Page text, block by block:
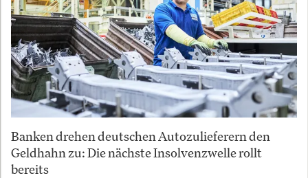
Banken drehen deutschen Autozulieferern den
Geldhahn zu: Die nächste Insolvenzwelle rollt
bereits